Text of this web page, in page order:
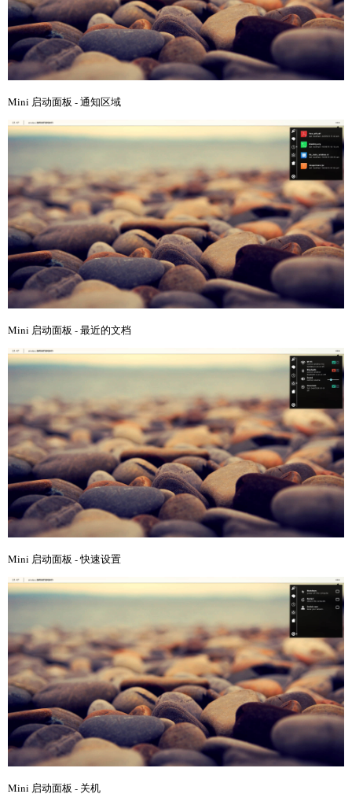
Mini 启动面板 - 通知区域
Mini 启动面板 - 最近的文档
Mini 启动面板 - 快速设置
Mini 启动面板 - 关机